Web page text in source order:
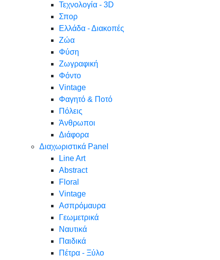
Τεχνολογία - 3D
Σπορ
Ελλάδα - Διακοπές
Ζώα
Φύση
Ζωγραφική
Φόντο
Vintage
Φαγητό & Ποτό
Πόλεις
Άνθρωποι
Διάφορα
Διαχωριστικά Panel
Line Art
Abstract
Floral
Vintage
Ασπρόμαυρα
Γεωμετρικά
Ναυτικά
Παιδικά
Πέτρα - Ξύλο